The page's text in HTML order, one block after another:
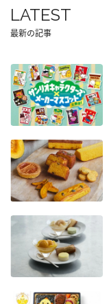
LATEST
最新の記事